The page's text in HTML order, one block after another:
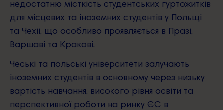
Blog
Наші партнери
недостатню місткість студентських гуртожитків
для місцевих та іноземних студентів у Польщі
та Чехіі, що особливо проявляється в Празі,
Варшаві та Кракові.
Чеські та польські університети залучають
іноземних студентів в основному через низьку
вартість навчання, високого рівня освіти та
перспективної роботи на ринку ЄС в